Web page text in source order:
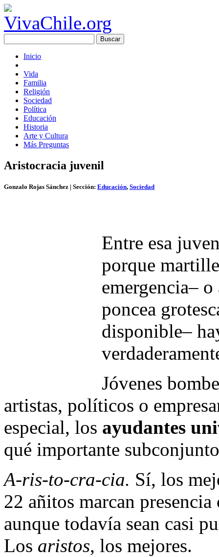
Inicio
Vida
Familia
Religión
Sociedad
Política
Educación
Historia
Arte y Cultura
Más Preguntas
Aristocracia juvenil
Gonzalo Rojas Sánchez | Sección: Educación, Sociedad
Entre esa
porque
emergencia–
poncea
disponible–
Jóvenes
artistas, políticos o
especial, los ayudantes
qué importante
A-ris-to-cra-cia. Sí, los
22 añitos marcan
aunque todavía sean casi
Los aristos, los mejores.